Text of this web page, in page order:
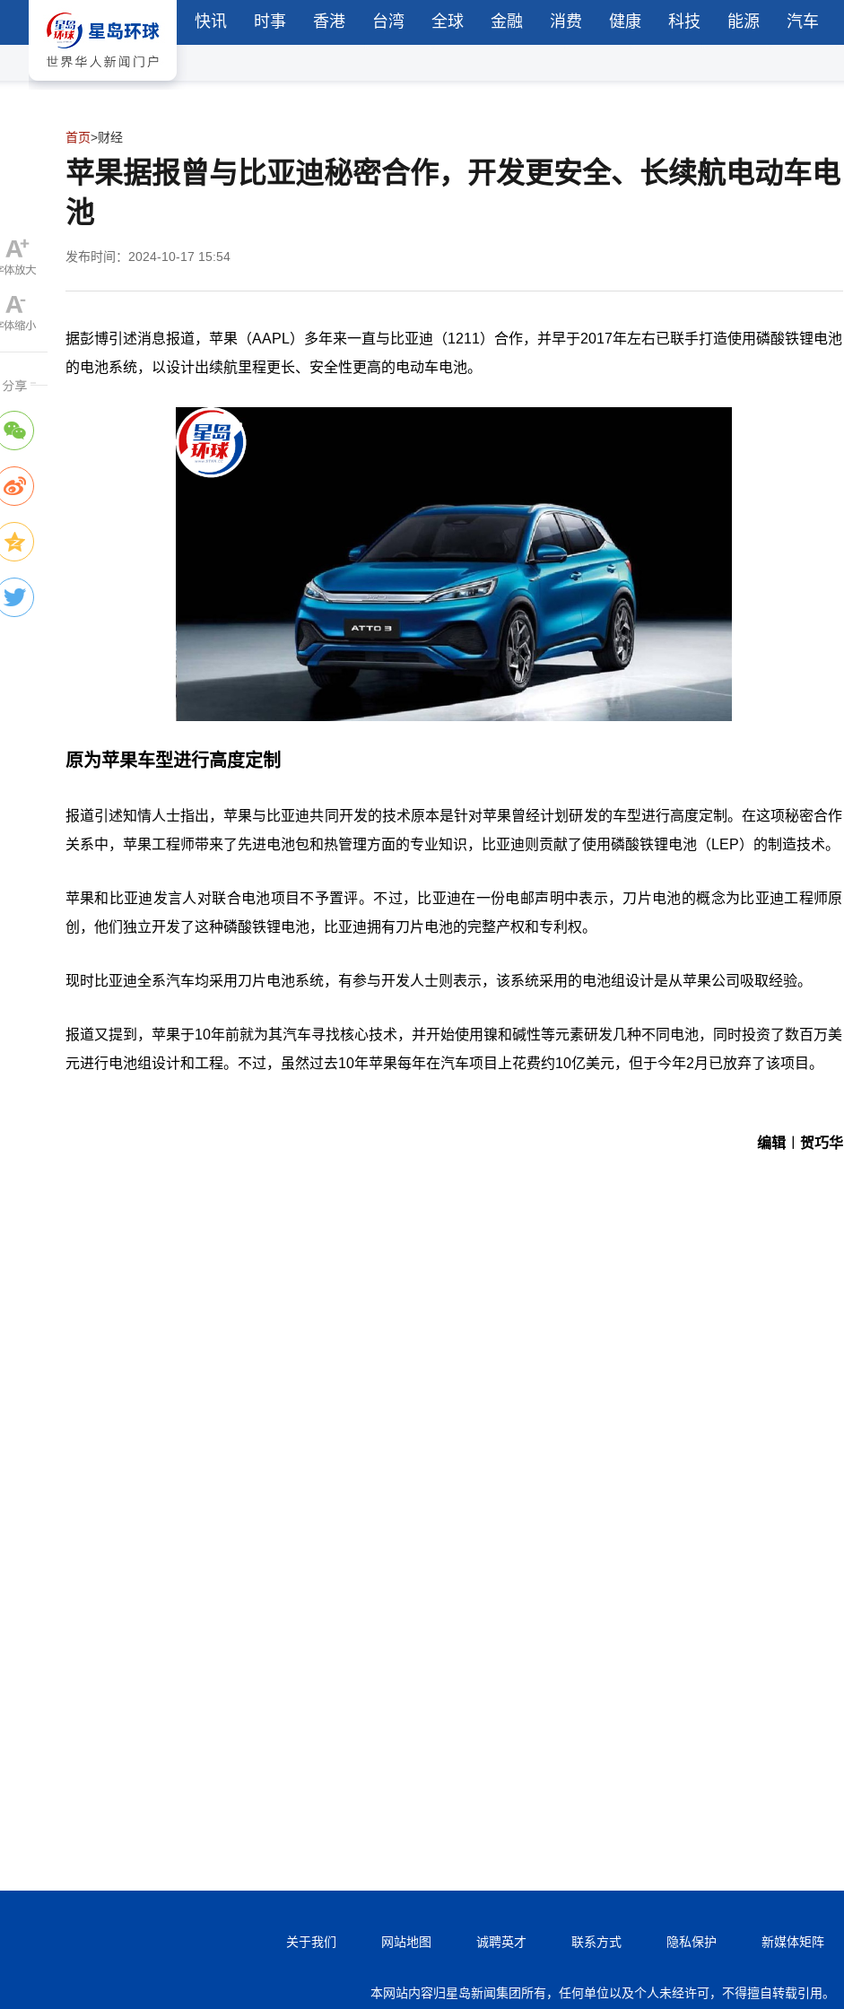
快讯 时事 香港 台湾 全球 金融 消费 健康 科技 能源 汽车
首页>财经
苹果据报曾与比亚迪秘密合作，开发更安全、长续航电动车电
池
发布时间：2024-10-17 15:54
据彭博引述消息报道，苹果（AAPL）多年来一直与比亚迪（1211）合作，并早于2017年左右已联手打造使用磷酸铁锂电池
的电池系统，以设计出续航里程更长、安全性更高的电动车电池。
原为苹果车型进行高度定制
报道引述知情人士指出，苹果与比亚迪共同开发的技术原本是针对苹果曾经计划研发的车型进行高度定制。在这项秘密合作
关系中，苹果工程师带来了先进电池包和热管理方面的专业知识，比亚迪则贡献了使用磷酸铁锂电池（LEP）的制造技术。
苹果和比亚迪发言人对联合电池项目不予置评。不过，比亚迪在一份电邮声明中表示，刀片电池的概念为比亚迪工程师原
创，他们独立开发了这种磷酸铁锂电池，比亚迪拥有刀片电池的完整产权和专利权。
现时比亚迪全系汽车均采用刀片电池系统，有参与开发人士则表示，该系统采用的电池组设计是从苹果公司吸取经验。
报道又提到，苹果于10年前就为其汽车寻找核心技术，并开始使用镍和碱性等元素研发几种不同电池，同时投资了数百万美
元进行电池组设计和工程。不过，虽然过去10年苹果每年在汽车项目上花费约10亿美元，但于今年2月已放弃了该项目。
编辑︱贺巧华
关于我们 网站地图 诚聘英才 联系方式 隐私保护 新媒体矩阵
本网站内容归星岛新闻集团所有，任何单位以及个人未经许可，不得擅自转载引用。